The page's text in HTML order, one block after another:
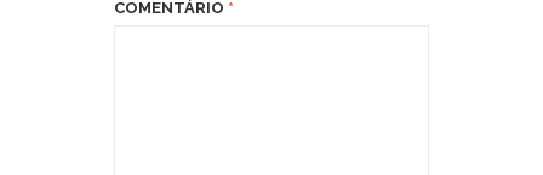
COMENTÁRIO *